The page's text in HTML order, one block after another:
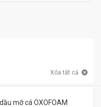
Xóa tất cả
mỡ cá OXOFOAM